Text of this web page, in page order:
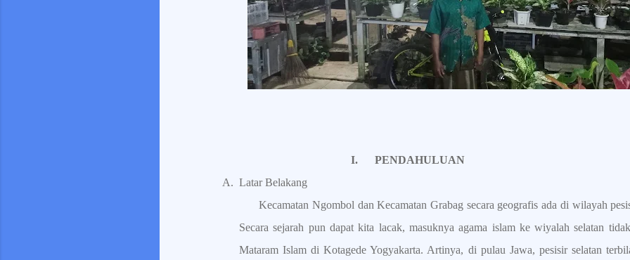
I.
PENDAHULUAN
A. Latar Belakang
Kecamatan Ngombol dan Kecamatan Grabag secara geografis ada di wilayah
Secara sejarah pun dapat kita lacak, masuknya agama islam ke wiyalah selatan
Mataram Islam di Kotagede Yogyakarta. Artinya, di pulau Jawa, pesisir selatan